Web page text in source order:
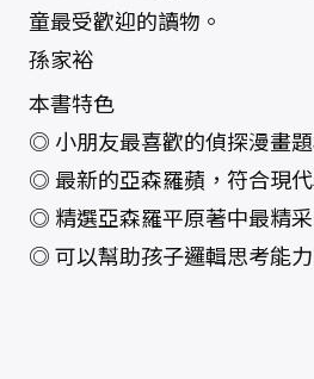
童最受歡迎的讀物。
孫家裕
本書特色
◎ 小朋友最喜歡的偵探漫畫題
◎ 最新的亞森羅蘋，符合現
◎ 精選亞森羅平原著中最精采
◎ 可以幫助孩子邏輯思考能力